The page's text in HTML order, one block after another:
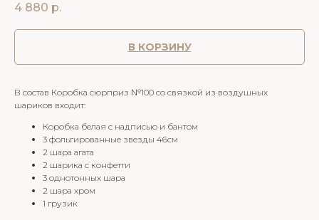
4 880 р.
В КОРЗИНУ
В состав Коробка сюрприз №100 со связкой из воздушных
шариков входит:
Коробка белая с надписью и бантом
3 фольгированные звезды 46см
2 шара агата
2 шарика с конфетти
3 однотонных шара
2 шара хром
1 грузик